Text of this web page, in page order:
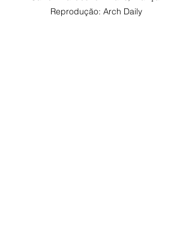
Reprodução: Arch Daily